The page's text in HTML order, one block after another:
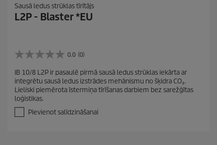
Sausā ledus strūklas tīrītājs
L2P - Blaster *EU
0.0 (0)
0
0
n
o
5
v
IB 10/8 L2P ir pasaulē pirmā sausā ledus strūklas iekārta ar
integrētu sausā ledus izstrādes mehānismu no šķidra CO₂.
Lieliski piemērota īstermiņa tīrīšanas darbiem bez sarežģītas
loģistikas.
Pievienot salīdzināšanai